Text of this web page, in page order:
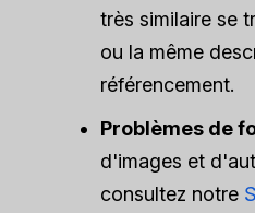
très similaire se
ou la même
référencement.
Problèmes de
d'images et
consultez notre